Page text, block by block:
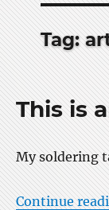
Tag:
This is
My soldering
Continue